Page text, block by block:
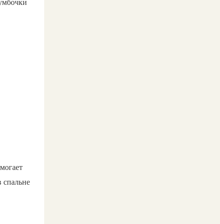
спальне